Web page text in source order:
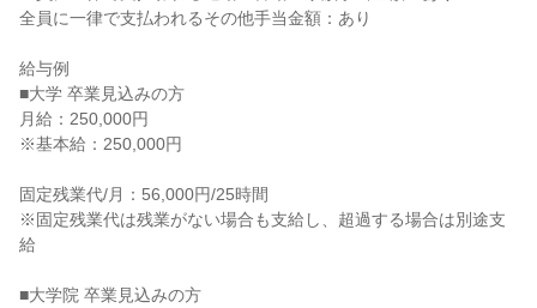
全員に一律で支払われるその他手当金額：あり
給与例
■大学 卒業見込みの方
月給：250,000円
※基本給：250,000円
固定残業代/月：56,000円/25時間
※固定残業代は残業がない場合も支給し、超過する場合は別途支
給
■大学院 卒業見込みの方